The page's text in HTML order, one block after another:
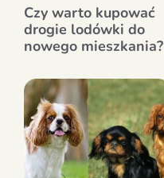
Czy warto kupować
drogie lodówki do
nowego mieszkania?